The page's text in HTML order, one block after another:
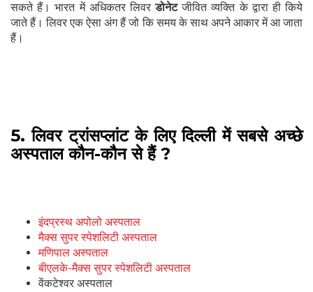
सकते हैं। भारत में अधिकतर लिवरडोनेटजीवित व्यक्ति के द्वारा ही किये
जाते हैं। लिवर एक ऐसा अंग हैं जो कि समय के साथ अपने आकार में आ जाता
हैं।
5. लिवर ट्रांसप्लांट के लिए दिल्ली में सबसे अच्छे
अस्पताल कौन-कौन से हैं ?
इंदप्रस्थ अपोलो अस्पताल
मैक्स सुपर स्पेशलिटी अस्पताल
मणिपाल अस्पताल
बीएलके-मैक्स सुपर स्पेशलिटी अस्पताल
वेंकटेश्वर अस्पताल